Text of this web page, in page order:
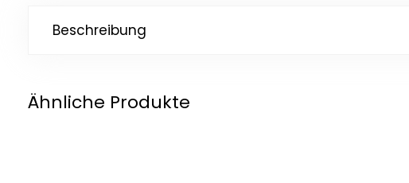
Beschreibung
Ähnliche Produkte